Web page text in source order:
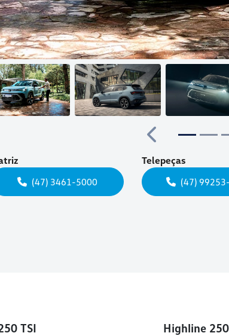
Anterior
(47) 3461-5000
Telepeças
(47)
TSI Highline